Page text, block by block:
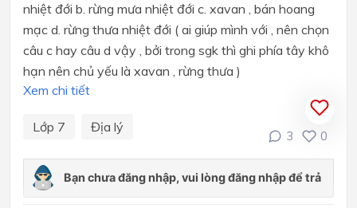
nhiệt đới b. rừng mưa nhiệt đới c. xavan , bán hoang
mạc d. rừng thưa nhiệt đới ( ai giúp mình với , nên chọn
câu c hay câu d vậy , bởi trong sgk thì ghi phía tây khô
hạn nên chủ yếu là xavan , rừng thưa )
Xem chi tiết
Lớp 7 Địa lý
3 0